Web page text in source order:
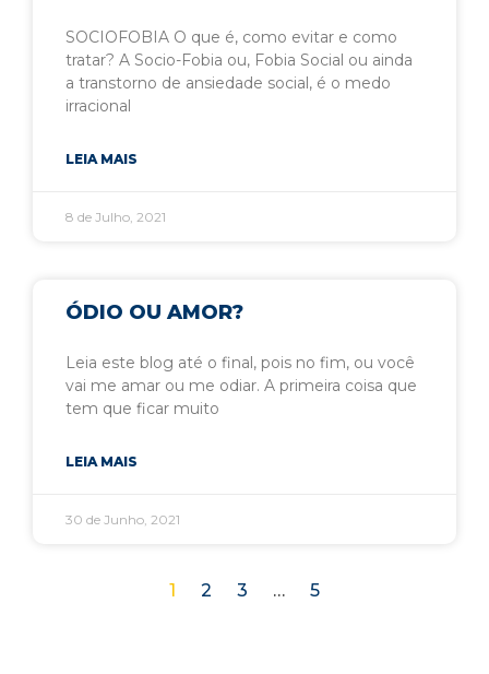
SOCIOFOBIA O que é, como evitar e como
tratar? A Socio-Fobia ou, Fobia Social ou ainda
a transtorno de ansiedade social, é o medo
irracional
LEIA MAIS
8 de Julho, 2021
ÓDIO OU AMOR?
Leia este blog até o final, pois no fim, ou você
vai me amar ou me odiar. A primeira coisa que
tem que ficar muito
LEIA MAIS
30 de Junho, 2021
1 2 3 … 5